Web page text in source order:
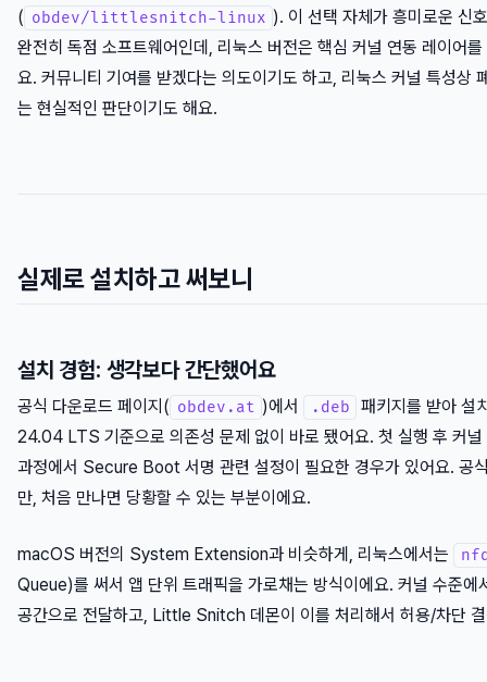
( obdev/littlesnitch-linux ). 이 선택 자체가 흥미로운 신
완전히 독점 소프트웨어인데, 리눅스 버전은 핵심 커널 연동 레이어
요. 커뮤니티 기여를 받겠다는 의도이기도 하고, 리눅스 커널 특성상
는 현실적인 판단이기도 해요.
실제로 설치하고 써보니
설치 경험: 생각보다 간단했어요
공식 다운로드 페이지( obdev.at )에서 .deb
패키지를 받아 설
24.04 LTS 기준으로 의존성 문제 없이 바로 됐어요. 첫 실행 후 커널
과정에서 Secure Boot 서명 관련 설정이 필요한 경우가 있어요. 공
만, 처음 만나면 당황할 수 있는 부분이에요.
macOS 버전의 System Extension과 비슷하게, 리눅스에서는
Queue)를 써서 앱 단위 트래픽을 가로채는 방식이에요. 커널 수준에
공간으로 전달하고, Little Snitch 데몬이 이를 처리해서 허용/차단